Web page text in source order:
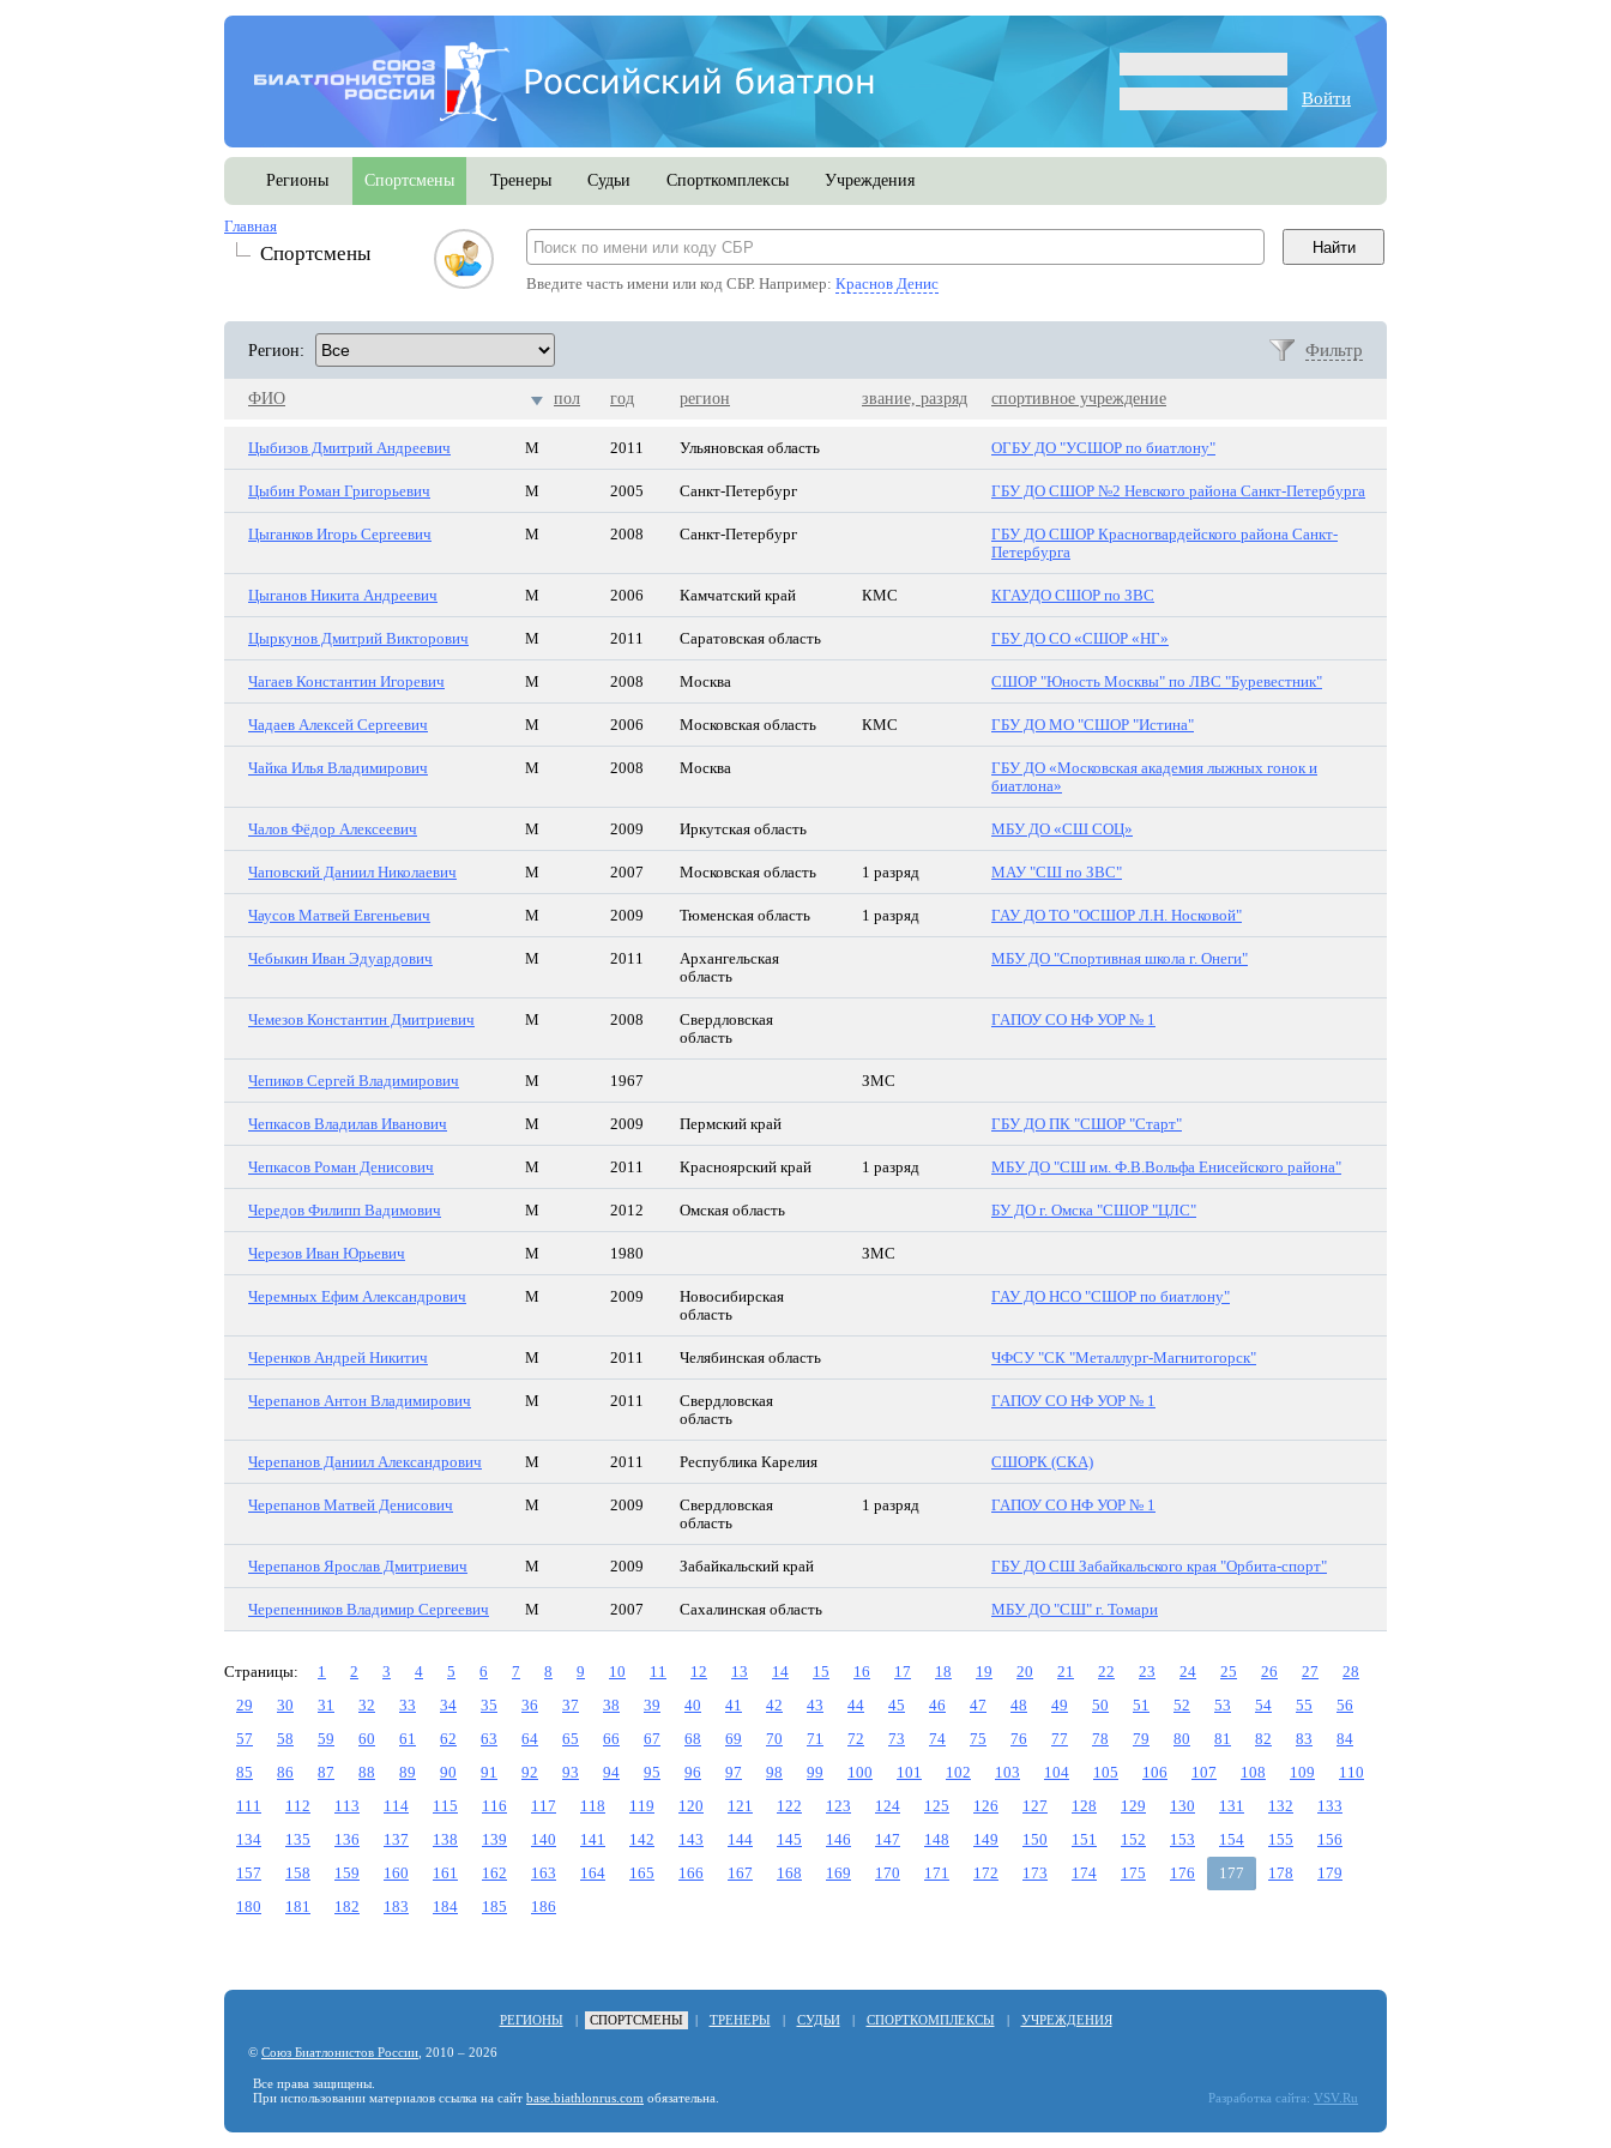
Войти
Регионы Спортсмены Тренеры Судьи Спорткомплексы Учреждения
Главная
Спортсмены
Введите часть имени или код СБР. Например: Краснов Денис
Фильтр
Регион:
ФИО пол год регион звание, разряд спортивное учреждение
Цыбизов Дмитрий Андреевич М 2011 Ульяновская область ОГБУ ДО "УСШОР по биатлону"
Цыбин Роман Григорьевич М 2005 Санкт-Петербург ГБУ ДО СШОР №2 Невского района Санкт-Петербурга
Цыганков Игорь Сергеевич М 2008 Санкт-Петербург
ГБУ ДО СШОР Красногвардейского района Санкт-
Петербурга
Цыганов Никита Андреевич М 2006 Камчатский край КМС КГАУДО СШОР по ЗВС
Цыркунов Дмитрий Викторович М 2011 Саратовская область ГБУ ДО СО «СШОР «НГ»
Чагаев Константин Игоревич М 2008 Москва СШОР "Юность Москвы" по ЛВС "Буревестник"
Чадаев Алексей Сергеевич М 2006 Московская область КМС ГБУ ДО МО "СШОР "Истина"
Чайка Илья Владимирович М 2008 Москва
ГБУ ДО «Московская академия лыжных гонок и
биатлона»
Чалов Фёдор Алексеевич М 2009 Иркутская область МБУ ДО «СШ СОЦ»
Чаповский Даниил Николаевич М 2007 Московская область 1 разряд МАУ "СШ по ЗВС"
Чаусов Матвей Евгеньевич М 2009 Тюменская область 1 разряд ГАУ ДО ТО "ОСШОР Л.Н. Носковой"
Чебыкин Иван Эдуардович М 2011
Архангельская
область
МБУ ДО "Спортивная школа г. Онеги"
Чемезов Константин Дмитриевич М 2008
Свердловская
область
ГАПОУ СО НФ УОР № 1
Чепиков Сергей Владимирович М 1967 ЗМС
Чепкасов Владилав Иванович М 2009 Пермский край ГБУ ДО ПК "СШОР "Старт"
Чепкасов Роман Денисович М 2011 Красноярский край 1 разряд МБУ ДО "СШ им. Ф.В.Вольфа Енисейского района"
Чередов Филипп Вадимович М 2012 Омская область БУ ДО г. Омска "СШОР "ЦЛС"
Черезов Иван Юрьевич М 1980 ЗМС
Черемных Ефим Александрович М 2009
Новосибирская
область
ГАУ ДО НСО "СШОР по биатлону"
Черенков Андрей Никитич М 2011 Челябинская область ЧФСУ "СК "Металлург-Магнитогорск"
Черепанов Антон Владимирович М 2011
Свердловская
область
ГАПОУ СО НФ УОР № 1
Черепанов Даниил Александрович М 2011 Республика Карелия СШОРК (СКА)
Черепанов Матвей Денисович М 2009
Свердловская
область
1 разряд ГАПОУ СО НФ УОР № 1
Черепанов Ярослав Дмитриевич М 2009 Забайкальский край ГБУ ДО СШ Забайкальского края "Орбита-спорт"
Черепенников Владимир Сергеевич М 2007 Сахалинская область МБУ ДО "СШ" г. Томари
Страницы: 1 2 3 4 5 6 7 8 9 10 11 12 13 14 15 16 17 18 19 20 21 22 23 24 25 26 27
28
29
30 31 32 33 34 35 36 37 38 39 40 41 42 43 44 45 46 47 48 49 50 51 52 53 54 55
56
57
58 59 60 61 62 63 64 65 66 67 68 69 70 71 72 73 74 75 76 77 78 79 80 81 82 83
84
85
86 87 88 89 90 91 92 93 94 95 96 97 98 99 100 101 102 103 104 105 106 107 108 109
110
111
112 113 114 115 116 117 118 119 120 121 122 123 124 125 126 127 128 129 130 131 132
133
134
135 136 137 138 139 140 141 142 143 144 145 146 147 148 149 150 151 152 153 154 155
156
157
158 159 160 161 162 163 164 165 166 167 168 169 170 171 172 173 174 175 176 177 178
179
180
181 182 183 184 185 186
РЕГИОНЫ СПОРТСМЕНЫ ТРЕНЕРЫ СУДЬИ СПОРТКОМПЛЕКСЫ УЧРЕЖДЕНИЯ
© Союз Биатлонистов России , 2010 – 2026
Все права защищены.
При использовании материалов ссылка на сайт base.biathlonrus.com обязательна. Разработка сайта: VSV.Ru